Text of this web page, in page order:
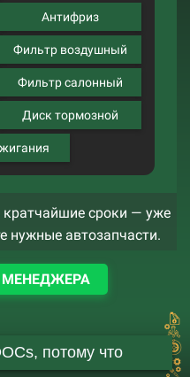
Антифриз
Фильтр воздушный
Фильтр салонный
Диск тормозной
кратчайшие сроки — уже
нужные автозапчасти.
МЕНЕДЖЕРА
потому что